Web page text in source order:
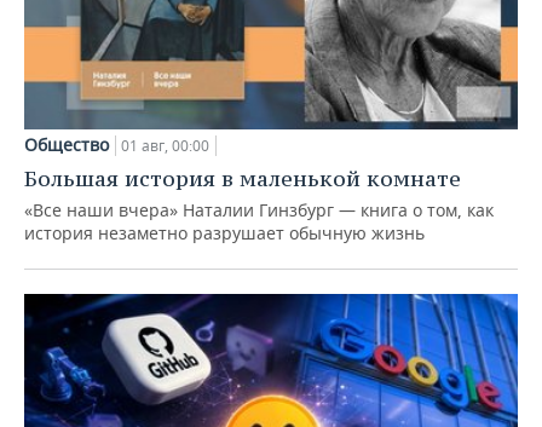
Общество 01 авг, 00:00
Большая история в маленькой комнате
«Все наши вчера» Наталии Гинзбург — книга о том, как
история незаметно разрушает обычную жизнь